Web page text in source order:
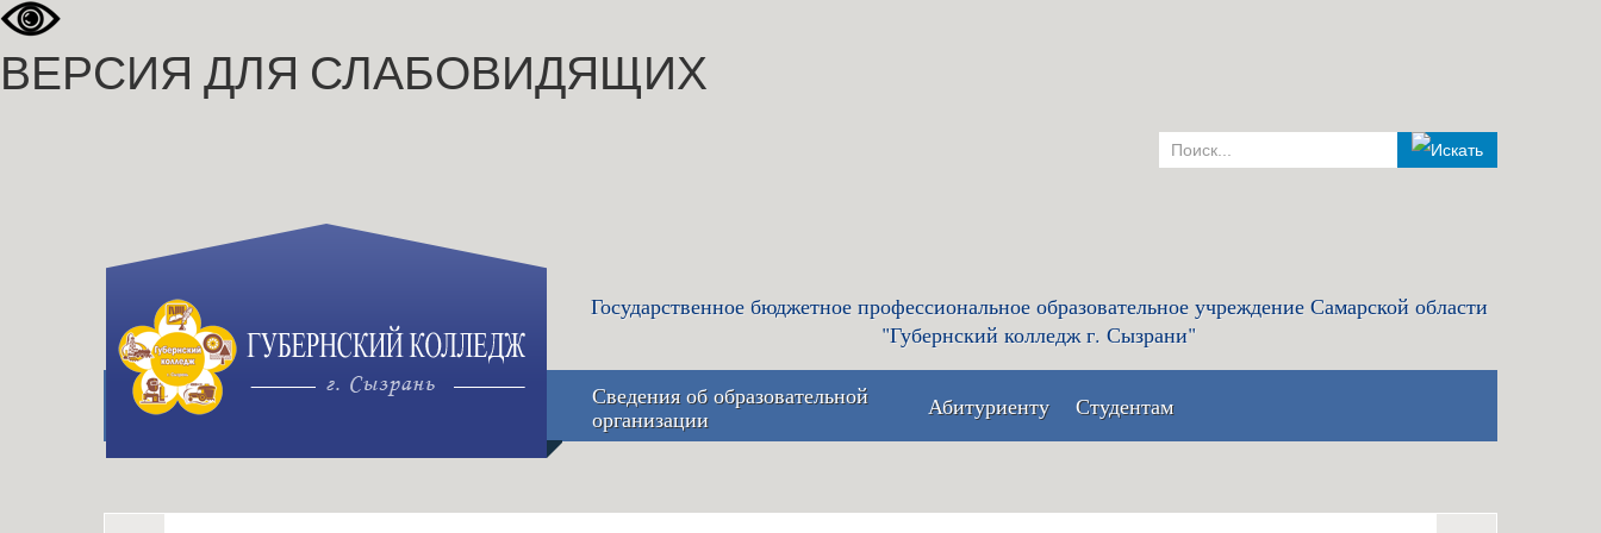
ВЕРСИЯ ДЛЯ СЛАБОВИДЯЩИХ
Государственное бюджетное профессиональное образовательное учреждение Самарской области
"Губернский колледж г. Сызрани"
Сведения об образовательной
организации
Абитуриенту Студентам